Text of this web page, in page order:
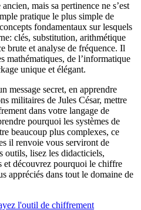
mais sa pertinence ne s’est
pratique le plus simple de
fondamentaux sur lesquels
clés, substitution, arithmétique
brute et analyse de fréquence. Il
mathématiques, de l’informatique
unique et élégant.
message secret, en apprendre
militaires de Jules César, mettre
dans votre langage de
pourquoi les systèmes de
beaucoup plus complexes, ce
il renvoie vous serviront de
outils, lisez les didacticiels,
et découvrez pourquoi le chiffre
appréciés dans tout le domaine de
l'outil de chiffrement